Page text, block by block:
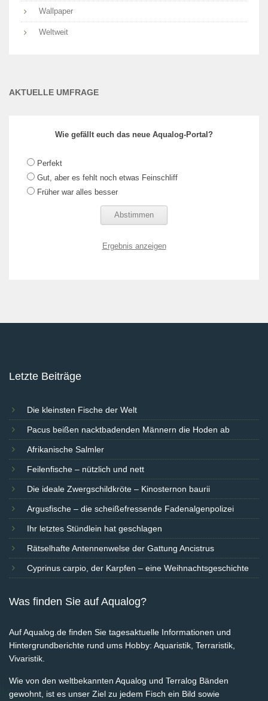
Wallpaper
Weltweit
AKTUELLE UMFRAGE
Wie gefällt euch das neue Aqualog-Portal?
Perfekt
Gut, aber es fehlt noch etwas Feinschliff
Früher war alles besser
Ergebnis anzeigen
Letzte Beiträge
Die kleinsten Fische der Welt
Pacus beißen nacktbadenden Männern die Hoden ab
Afrikanische Salmler
Feilenfische – nützlich und nett
Die ideale Zwergschildkröte – Kinosternon baurii
Argusfische – die scheißefressende Fadenalgenpolizei
Ihr letztes Stündlein hat geschlagen
Rätselhafte Antennenwelse der Gattung Ancistrus
Cyprinus carpio, der Karpfen – eine Weihnachtsgeschichte
Was finden Sie auf Aqualog?
Auf Aqualog.de finden Sie tagesaktuelle Informationen und
Hintergrundberichte rund ums Hobby: Aquaristik, Terraristik,
Vivaristik.
Wie von den weltbekannten Aqualog und Terralog Bänden
gewohnt, ist es unser Ziel zu jedem Fisch ein Bild sowie